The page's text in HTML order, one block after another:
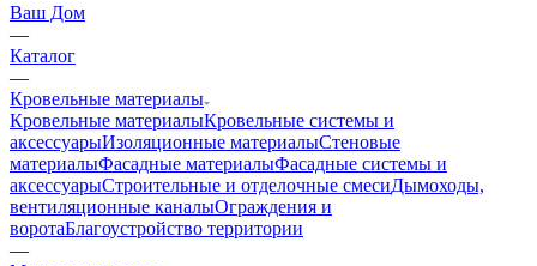
Ваш Дом
—
Каталог
—
Кровельные материалы
Кровельные материалыКровельные системы и
аксессуарыИзоляционные материалыСтеновые
материалыФасадные материалыФасадные системы и
аксессуарыСтроительные и отделочные смесиДымоходы,
вентиляционные каналыОграждения и
воротаБлагоустройство территории
—